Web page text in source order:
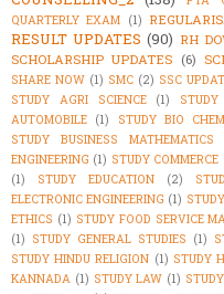
QUARTERLY EXAM (1)
RESULT UPDATES (90) RH
SCHOLARSHIP UPDATES (6)
SHARE NOW (1) SMC (2) SSC
STUDY AGRI SCIENCE
(1)
AUTOMOBILE (1) STUDY BIO
STUDY BUSINESS MATHEMATICS
ENGINEERING (1) STUDY COMMERCE
(1)
STUDY EDUCATION (2)
ELECTRONIC ENGINEERING (1)
ETHICS (1) STUDY FOOD SERVICE
(1) STUDY GENERAL STUDIES (1)
STUDY HINDU RELIGION (1) STUDY
KANNADA (1) STUDY LAW (1)